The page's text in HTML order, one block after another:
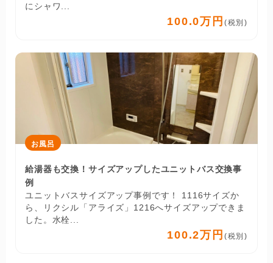
にシャワ...
100.0万円 (税別)
お風呂
給湯器も交換！サイズアップしたユニットバス交換事
例
ユニットバスサイズアップ事例です！ 1116サイズか
ら、リクシル「アライズ」1216へサイズアップできま
した。水栓...
100.2万円 (税別)